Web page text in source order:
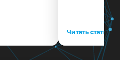
Читать статью